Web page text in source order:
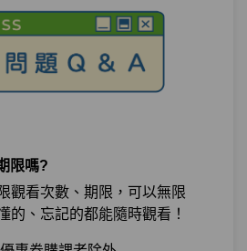
限嗎?
觀看次數、期限，可以無限
的、忘記的都能隨時觀看！